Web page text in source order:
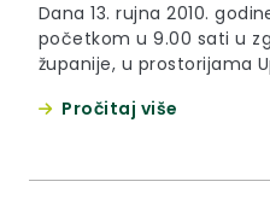
Dana 13. rujna 2010.
početkom u 9.00 sati u
županije, u prostorijama
će se postupak provjere
Pročitaj više